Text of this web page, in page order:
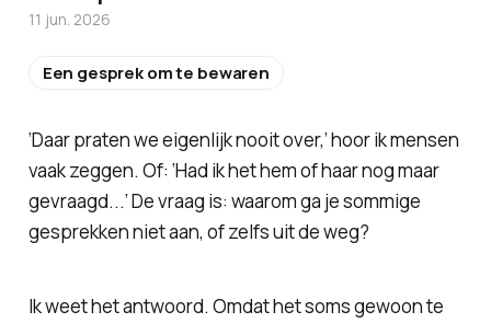
‘Daar praten we eigenlijk nooit over,’ hoor ik mensen
vaak zeggen. Of: ‘Had ik het hem of haar nog maar
gevraagd...’ De vraag is: waarom ga je sommige
gesprekken niet aan, of zelfs uit de weg?
Ik weet het antwoord. Omdat het soms gewoon te
11 jun. 2026
Een gesprek om te bewaren